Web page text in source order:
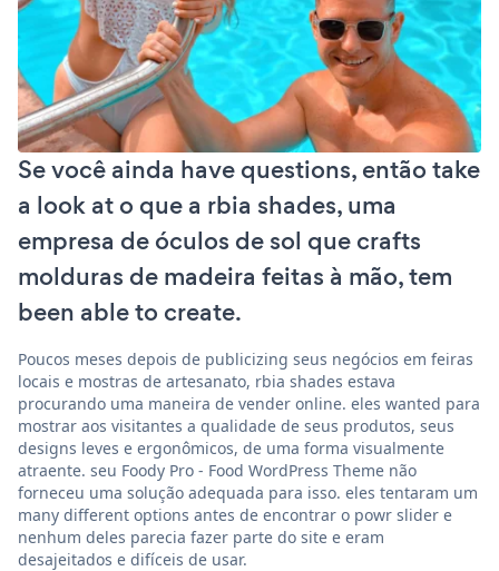
Se você ainda have questions, então take
a look at o que a rbia shades, uma
empresa de óculos de sol que crafts
molduras de madeira feitas à mão, tem
been able to create.
Poucos meses depois de publicizing seus negócios em feiras
locais e mostras de artesanato, rbia shades estava
procurando uma maneira de vender online. eles wanted para
mostrar aos visitantes a qualidade de seus produtos, seus
designs leves e ergonômicos, de uma forma visualmente
atraente. seu Foody Pro - Food WordPress Theme não
forneceu uma solução adequada para isso. eles tentaram um
many different options antes de encontrar o powr slider e
nenhum deles parecia fazer parte do site e eram
desajeitados e difíceis de usar.